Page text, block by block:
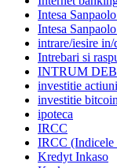
Intesa
Intesa
intrare/iesire in/
Intrebari si
INTRUM
investitie actiuni
investitie bitcoin
ipoteca
IRCC
IRCC (Indicele
Kredyt Inkaso